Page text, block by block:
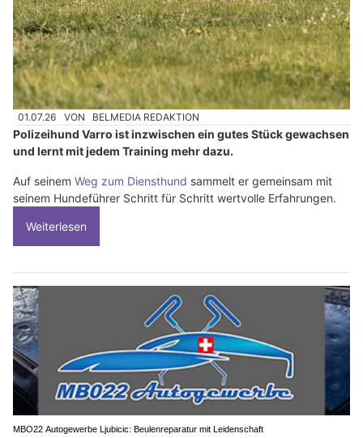
01.07.26 VON BELMEDIA REDAKTION
Polizeihund Varro ist inzwischen ein gutes Stück gewachsen
und lernt mit jedem Training mehr dazu.
Auf seinem Weg zum Diensthund sammelt er gemeinsam mit
seinem Hundeführer Schritt für Schritt wertvolle Erfahrungen.
Weiterlesen
MBO22 Autogewerbe Ljubicic: Beulenreparatur mit Leidenschaft